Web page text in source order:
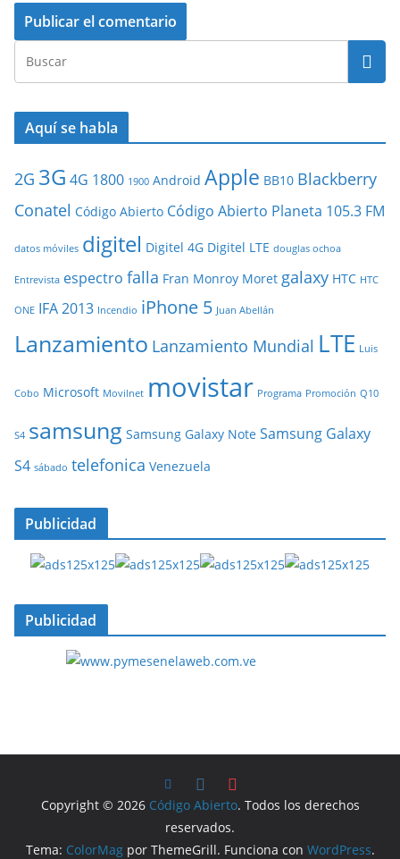
Aquí se habla
2G 3G 4G 1800 1900 Android Apple BB10 Blackberry
Conatel Código Abierto Código Abierto Planeta 105.3 FM
datos móviles digitel Digitel 4G Digitel LTE douglas ochoa
Entrevista espectro falla Fran Monroy Moret galaxy HTC HTC
ONE IFA 2013 Incendio iPhone 5 Juan Abellán
Lanzamiento Lanzamiento Mundial LTE Luis
Cobo Microsoft Movilnet movistar Programa Promoción Q10
S4 samsung Samsung Galaxy Note Samsung Galaxy
S4 sábado telefonica Venezuela
Publicidad
Publicidad
Copyright © 2026 Código Abierto. Todos los derechos
reservados.
Tema: ColorMagpor ThemeGrill. Funciona con WordPress.